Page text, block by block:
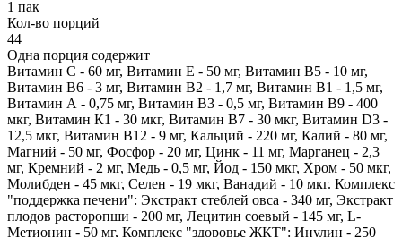
1 пак
Кол-во порций
44
Одна порция содержит
Витамин С - 60 мг, Витамин Е - 50 мг, Витамин В5 - 10 мг,
Витамин В6 - 3 мг, Витамин В2 - 1,7 мг, Витамин В1 - 1,5 мг,
Витамин А - 0,75 мг, Витамин В3 - 0,5 мг, Витамин В9 - 400
мкг, Витамин К1 - 30 мкг, Витамин В7 - 30 мкг, Витамин D3 -
12,5 мкг, Витамин В12 - 9 мг, Кальций - 220 мг, Калий - 80 мг,
Магний - 50 мг, Фосфор - 20 мг, Цинк - 11 мг, Марганец - 2,3
мг, Кремний - 2 мг, Медь - 0,5 мг, Йод - 150 мкг, Хром - 50 мкг,
Молибден - 45 мкг, Селен - 19 мкг, Ванадий - 10 мкг. Комплекс
"поддержка печени": Экстракт стеблей овса - 340 мг, Экстракт
плодов расторопши - 200 мг, Лецитин соевый - 145 мг, L-
Метионин - 50 мг, Комплекс "здоровье ЖКТ": Инулин - 250